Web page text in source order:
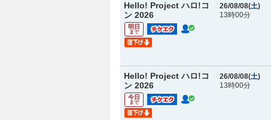
Hello! Project ハロ!コ
ン 2026
明日
まで
26/08/08(土)
13時00分
Hello! Project ハロ!コ
ン 2026
今日
まで
26/08/08(土)
13時00分